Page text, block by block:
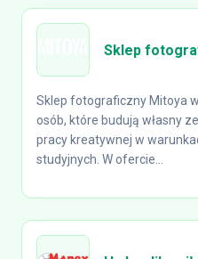
Sklep
Sklep fotograficzny Mitoya
osób, które budują własny
pracy kreatywnej w
studyjnych. W ofercie...